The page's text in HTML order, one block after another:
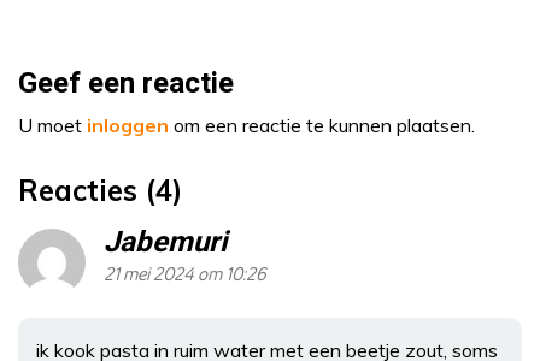
Geef een reactie
U moet inloggen om een reactie te kunnen plaatsen.
Reacties (4)
Jabemuri
21 mei 2024 om 10:26
ik kook pasta in ruim water met een beetje zout, soms